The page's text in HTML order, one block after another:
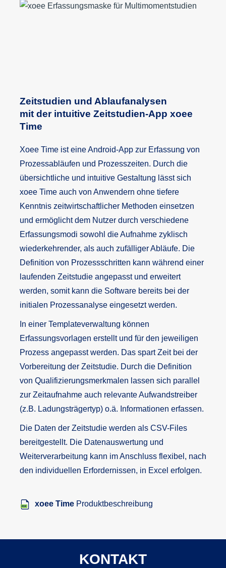
Zeitstudien und Ablaufanalysen
mit der intuitive Zeitstudien-App xoee
Time
Xoee Time ist eine Android-App zur Erfassung von
Prozessabläufen und Prozesszeiten. Durch die
übersichtliche und intuitive Gestaltung lässt sich
xoee Time auch von Anwendern ohne tiefere
Kenntnis zeitwirtschaftlicher Methoden einsetzen
und ermöglicht dem Nutzer durch verschiedene
Erfassungsmodi sowohl die Aufnahme zyklisch
wiederkehrender, als auch zufälliger Abläufe. Die
Definition von Prozessschritten kann während einer
laufenden Zeitstudie angepasst und erweitert
werden, somit kann die Software bereits bei der
initialen Prozessanalyse eingesetzt werden.
In einer Templateverwaltung können
Erfassungsvorlagen erstellt und für den jeweiligen
Prozess angepasst werden. Das spart Zeit bei der
Vorbereitung der Zeitstudie. Durch die Definition
von Qualifizierungsmerkmalen lassen sich parallel
zur Zeitaufnahme auch relevante Aufwandstreiber
(z.B. Ladungsträgertyp) o.ä. Informationen erfassen.
Die Daten der Zeitstudie werden als CSV-Files
bereitgestellt. Die Datenauswertung und
Weiterverarbeitung kann im Anschluss flexibel, nach
den individuellen Erfordernissen, in Excel erfolgen.
xoee TimeProduktbeschreibung
KONTAKT